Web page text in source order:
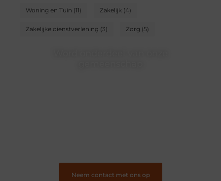
Woning en Tuin (11) Zakelijk (4)
Zakelijke dienstverlening (3) Zorg (5)
Neem contact met ons op